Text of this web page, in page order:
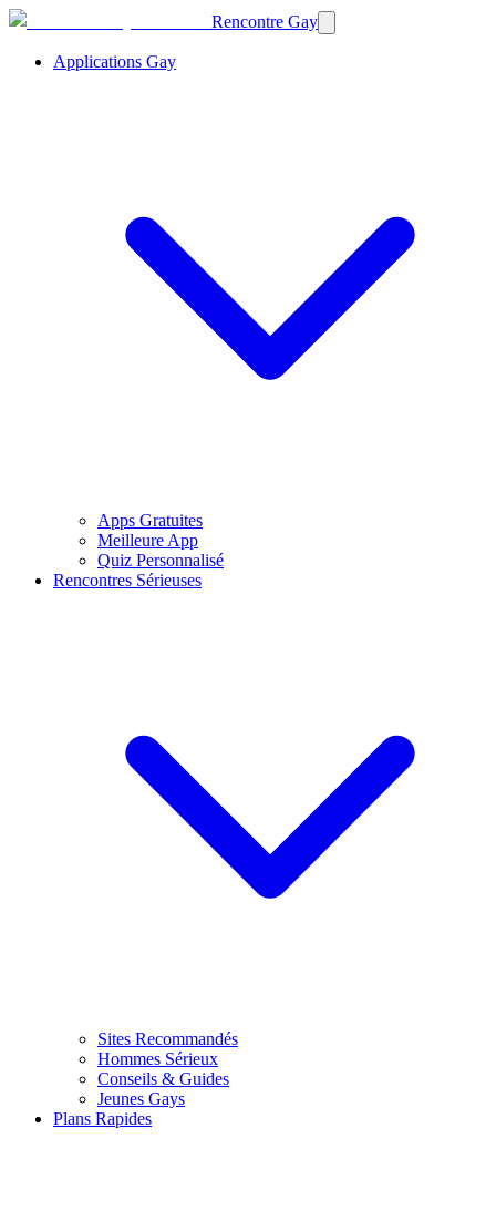
Rencontre Gay
Applications Gay
Apps Gratuites
Meilleure App
Quiz Personnalisé
Rencontres Sérieuses
Sites Recommandés
Hommes Sérieux
Conseils & Guides
Jeunes Gays
Plans Rapides